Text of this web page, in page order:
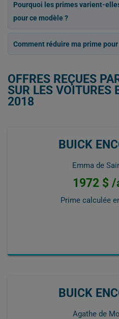
Pourquoi les primes varient-
pour ce modèle ?
Comment réduire ma prime
OFFRES REÇUES
SUR LES VOITURES
2018
BUICK
Emma de
1972 $ /
Prime calculée
BUICK
Agathe de